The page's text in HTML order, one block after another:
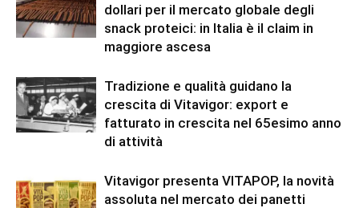
dollari per il mercato globale degli
snack proteici: in Italia è il claim in
maggiore ascesa
Tradizione e qualità guidano la
crescita di Vitavigor: export e
fatturato in crescita nel 65esimo anno
di attività
Vitavigor presenta VITAPOP, la novità
assoluta nel mercato dei panetti